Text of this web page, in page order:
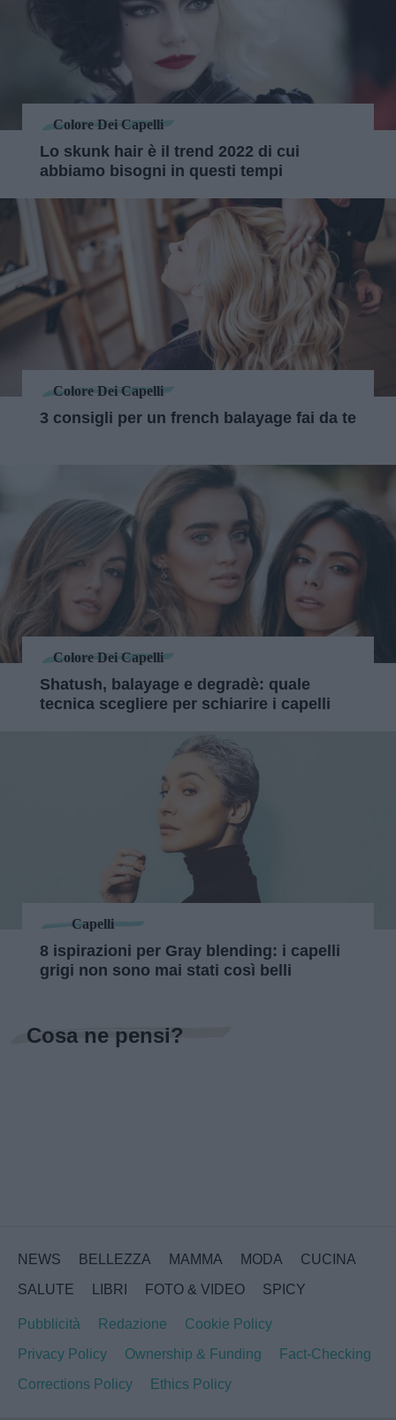
Colore Dei Capelli
Lo skunk hair è il trend 2022 di cui
abbiamo bisogni in questi tempi
Colore Dei Capelli
3 consigli per un french balayage fai da te
Colore Dei Capelli
Shatush, balayage e degradè: quale
tecnica scegliere per schiarire i capelli
Capelli
8 ispirazioni per Gray blending: i capelli
grigi non sono mai stati così belli
Cosa ne pensi?
NEWS BELLEZZA MAMMA MODA
CUCINA
SALUTE
LIBRI FOTO & VIDEO SPICY
Pubblicità Redazione
Cookie Policy
Privacy Policy
Ownership & Funding
Fact-Checking
Corrections Policy
Ethics Policy